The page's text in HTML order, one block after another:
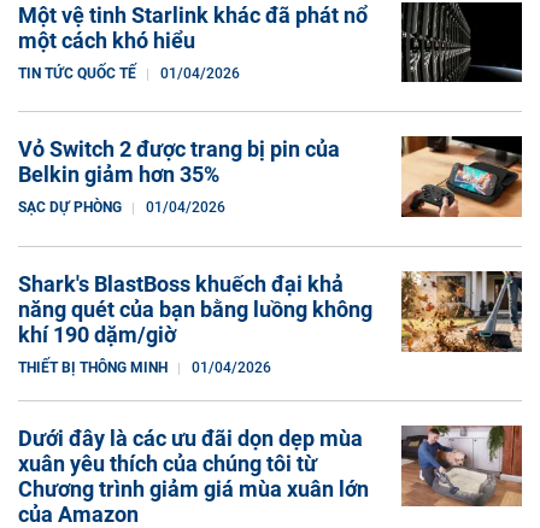
Một vệ tinh Starlink khác đã phát nổ
một cách khó hiểu
TIN TỨC QUỐC TẾ 01/04/2026
Vỏ Switch 2 được trang bị pin của
Belkin giảm hơn 35%
SẠC DỰ PHÒNG 01/04/2026
Shark's BlastBoss khuếch đại khả
năng quét của bạn bằng luồng không
khí 190 dặm/giờ
THIẾT BỊ THÔNG MINH 01/04/2026
Dưới đây là các ưu đãi dọn dẹp mùa
xuân yêu thích của chúng tôi từ
Chương trình giảm giá mùa xuân lớn
của Amazon